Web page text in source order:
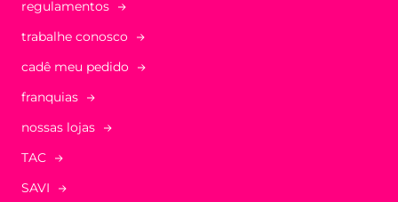
regulamentos
trabalhe conosco
cadê meu pedido
franquias
nossas lojas
TAC
SAVI